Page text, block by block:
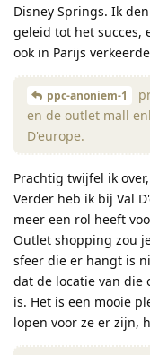
Disney Springs. Ik
geleid tot het succes,
ook in Parijs
ppc-anoniem-1
en de outlet mall
D'europe.
Prachtig twijfel ik
Verder heb ik bij Val
meer een rol heeft
Outlet shopping zou
sfeer die er hangt is
dat de locatie van die
is. Het is een mooie
lopen voor ze er zijn,